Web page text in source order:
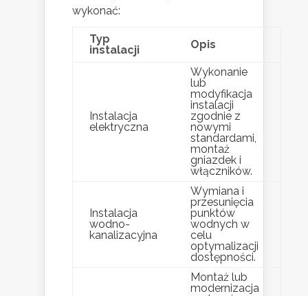
wykonać:
Typ
instalacji
Opis
Instalacja
elektryczna
Wykonanie
lub
modyfikacja
instalacji
zgodnie z
nowymi
standardami,
montaż
gniazdek i
włączników.
Instalacja
wodno-
kanalizacyjna
Wymiana i
przesunięcia
punktów
wodnych w
celu
optymalizacji
dostępności.
Montaż lub
modernizacja